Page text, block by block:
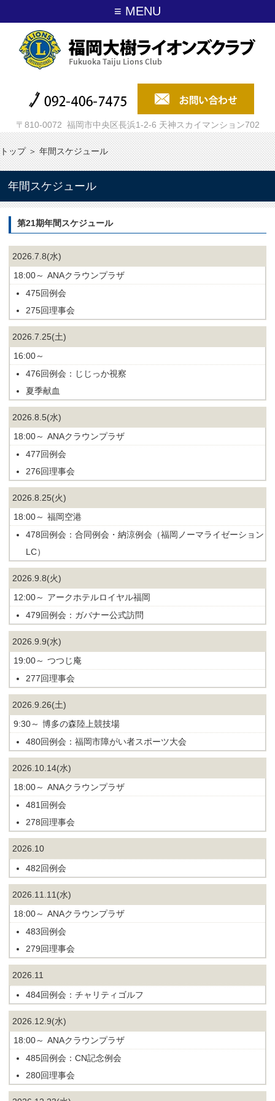
≡ MENU
〒810-0072 福岡市中央区長浜1-2-6 天神スカイマンション702
トップ＞ 年間スケジュール
年間スケジュール
第21期年間スケジュール
2026.7.8(水)
18:00～ ANAクラウンプラザ
475回例会
275回理事会
2026.7.25(土)
16:00～
476回例会：じじっか視察
夏季献血
2026.8.5(水)
18:00～ ANAクラウンプラザ
477回例会
276回理事会
2026.8.25(火)
18:00～ 福岡空港
478回例会：合同例会・納涼例会（福岡ノーマライゼーション
LC）
2026.9.8(火)
12:00～ アークホテルロイヤル福岡
479回例会：ガバナー公式訪問
2026.9.9(水)
19:00～ つつじ庵
277回理事会
2026.9.26(土)
9:30～ 博多の森陸上競技場
480回例会：福岡市障がい者スポーツ大会
2026.10.14(水)
18:00～ ANAクラウンプラザ
481回例会
278回理事会
2026.10
482回例会
2026.11.11(水)
18:00～ ANAクラウンプラザ
483回例会
279回理事会
2026.11
484回例会：チャリティゴルフ
2026.12.9(水)
18:00～ ANAクラウンプラザ
485回例会：CN記念例会
280回理事会